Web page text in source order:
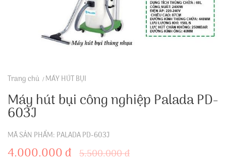
Trang chủ MÁY HÚT BỤI
Máy hút bụi công nghiệp Palada PD-
603J
MÃ SẢN PHẨM: PALADA PD-603J
4.000.000 đ 5.500.000 đ